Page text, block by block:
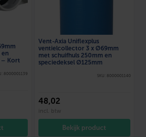
en
– Kort
8000001139
Vent-Axia Uniflexplus
ventielcollector 3 x Ø69mm
met schuifhuls 250mm en
speciedeksel Ø125mm
SKU: 8000001140
48,02
incl. btw
Bekijk product